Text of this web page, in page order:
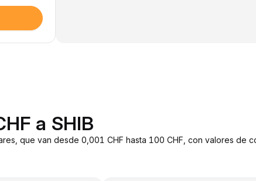
a SHIB
que van desde 0,001 CHF hasta 100 CHF, con valores de